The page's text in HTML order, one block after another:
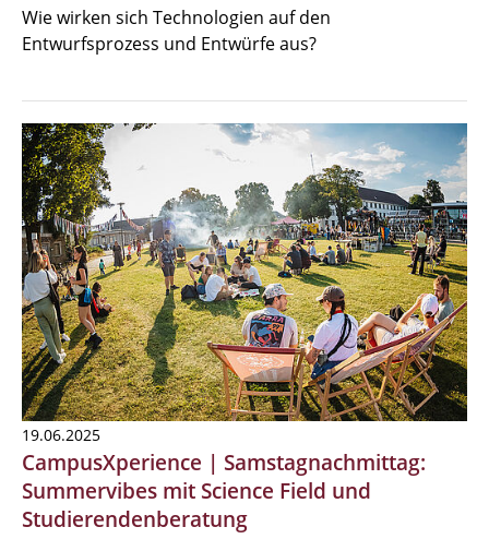
Wie wirken sich Technologien auf den
Entwurfsprozess und Entwürfe aus?
19.06.2025
CampusXperience | Samstagnachmittag:
Summervibes mit Science Field und
Studierendenberatung